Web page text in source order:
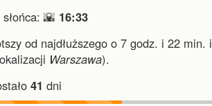
🌇 16:33
od najdłuższego o 7 godz. i 22 min. i
Warszawa).
41 dni